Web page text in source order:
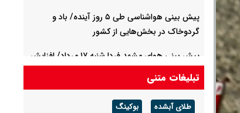
پیش بینی هواشناسی طی ۵ روز آینده/ باد و
گردوخاک در بخش‌هایی از کشور
پیش بینی هوای مشهد فردا شنبه ۱۷ مرداد/ افزایش
دما از روز سه شنبه
پیش بینی هوای لرستان فردا ۱۷ مرداد/ تداوم هوای
گرم و افزایش سرعت وزش باد
تبلیغات متنی
طلای آبشده بوکینگ